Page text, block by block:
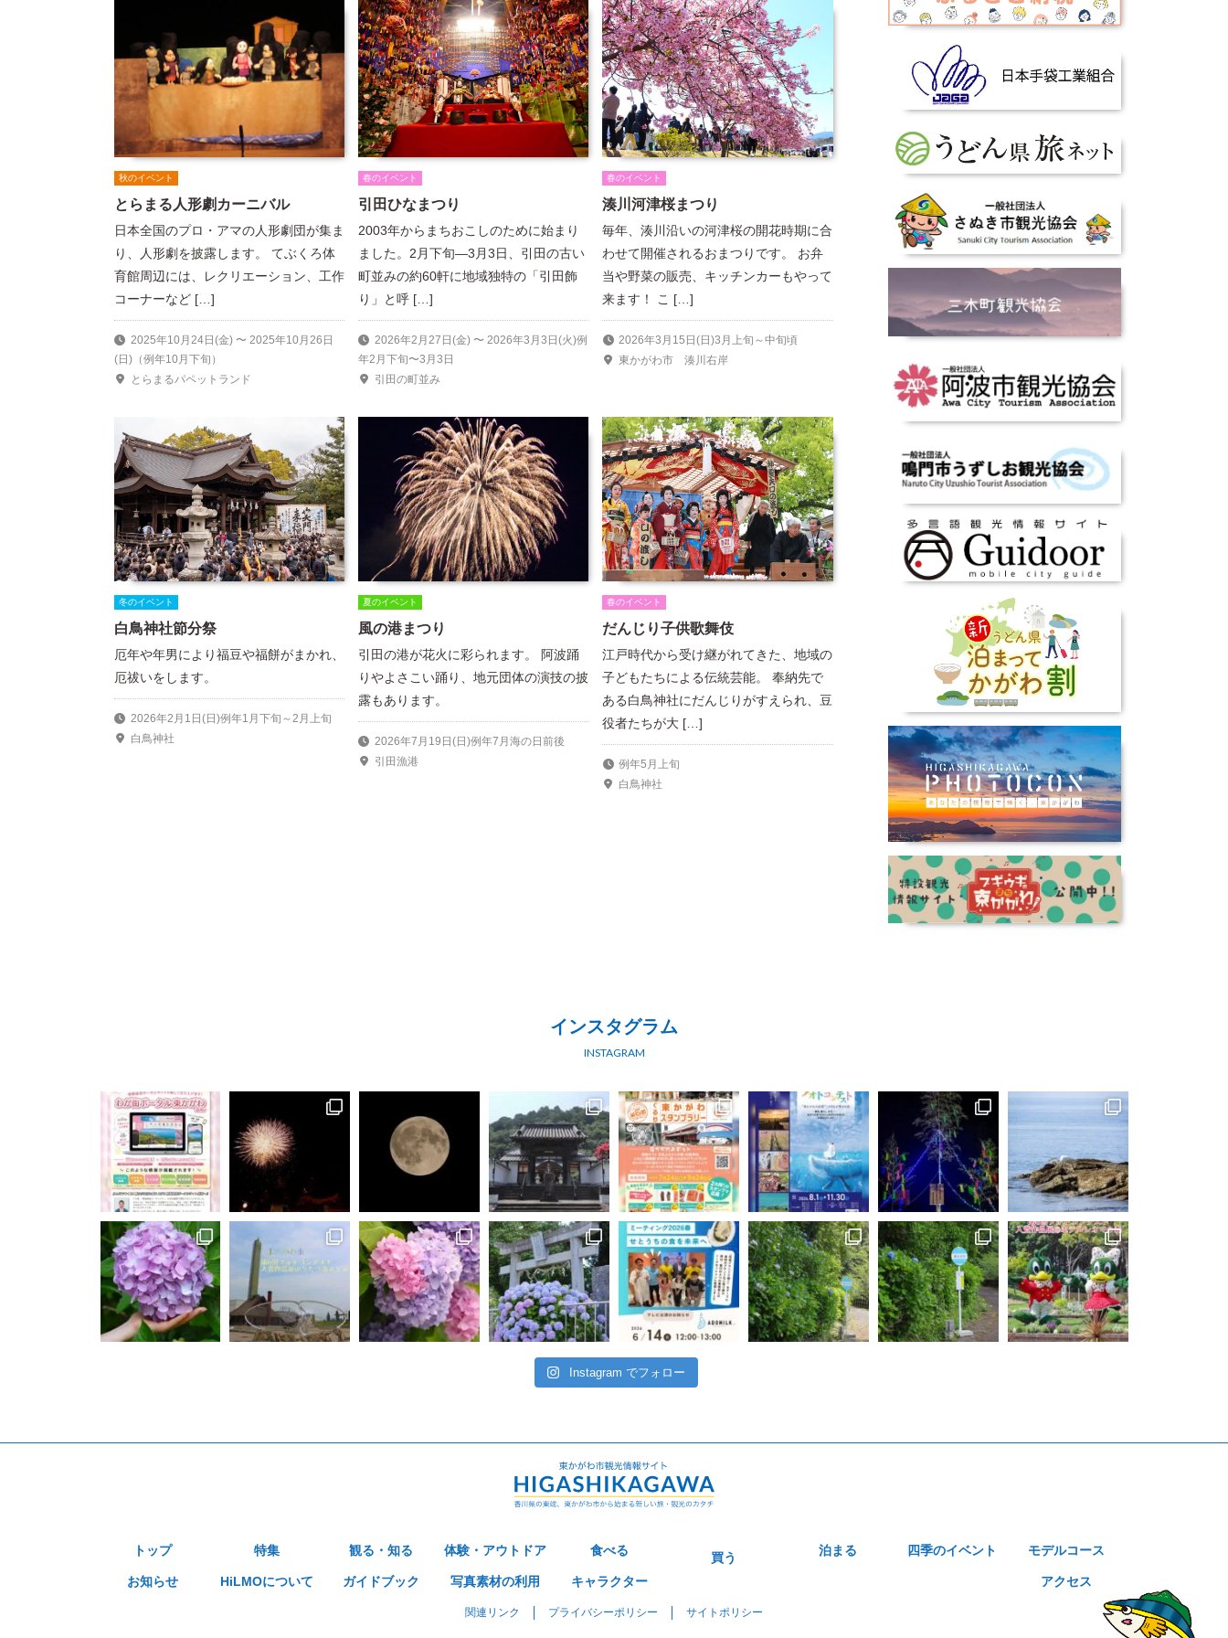
秋のイベント
とらまる人形劇カーニバル
日本全国のプロ・アマの人形劇団が集ま
り、人形劇を披露します。 てぶくろ体
育館周辺には、レクリエーション、工作
コーナーなど […]
2025年10月24日(金) 〜 2025年10月26日
(日)（例年10月下旬）
とらまるパペットランド
春のイベント
引田ひなまつり
2003年からまちおこしのために始まり
ました。2月下旬—3月3日、引田の古い
町並みの約60軒に地域独特の「引田飾
り」と呼 […]
2026年2月27日(金) 〜 2026年3月3日(火)例
年2月下旬〜3月3日
引田の町並み
春のイベント
湊川河津桜まつり
毎年、湊川沿いの河津桜の開花時期に合
わせて開催されるおまつりです。 お弁
当や野菜の販売、キッチンカーもやって
来ます！ こ […]
2026年3月15日(日)3月上旬～中旬頃
東かがわ市 湊川右岸
冬のイベント
白鳥神社節分祭
厄年や年男により福豆や福餅がまかれ、
厄祓いをします。
2026年2月1日(日)例年1月下旬～2月上旬
白鳥神社
夏のイベント
風の港まつり
引田の港が花火に彩られます。 阿波踊
りやよさこい踊り、地元団体の演技の披
露もあります。
2026年7月19日(日)例年7月海の日前後
引田漁港
春のイベント
だんじり子供歌舞伎
江戸時代から受け継がれてきた、地域の
子どもたちによる伝統芸能。 奉納先で
ある白鳥神社にだんじりがすえられ、豆
役者たちが大 […]
例年5月上旬
白鳥神社
インスタグラム
INSTAGRAM
Instagram でフォロー
トップ
お知らせ
特集
HiLMOについて
観る・知る
ガイドブック
体験・アウトドア
写真素材の利用
食べる
キャラクター
買う 泊まる 四季のイベント モデルコース
アクセス
関連リンク プライバシーポリシー サイトポリシー